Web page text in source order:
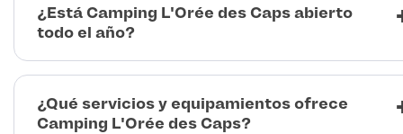
¿Está Camping L'Orée des Caps abierto
todo el año?
¿Qué servicios y equipamientos ofrece
Camping L'Orée des Caps?